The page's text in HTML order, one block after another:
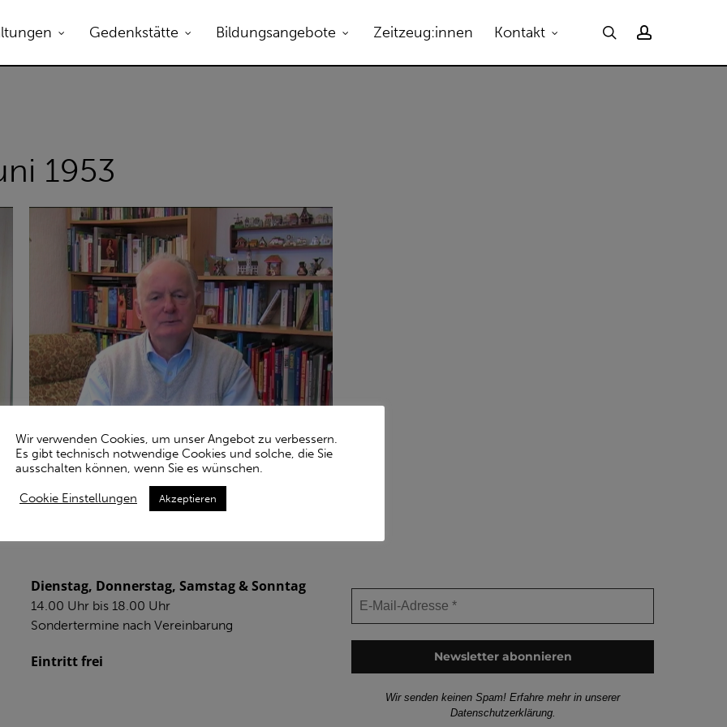
Gedenkstätte Bildungsangebote Zeitzeug:innen Kontakt searchaccount
1953
L., M. (2007)
Dienstag, Donnerstag, Samstag & Sonntag
14.00 Uhr bis 18.00 Uhr
Sondertermine nach Vereinbarung
Eintritt frei
Wir senden keinen Spam! Erfahre mehr in unserer
Datenschutzerklärung.
Wir verwenden Cookies, um unser Angebot zu verbessern.
Es gibt technisch notwendige Cookies und solche, die Sie
ausschalten können, wenn Sie es wünschen.
Cookie Einstellungen Akzeptieren
Öffnen.